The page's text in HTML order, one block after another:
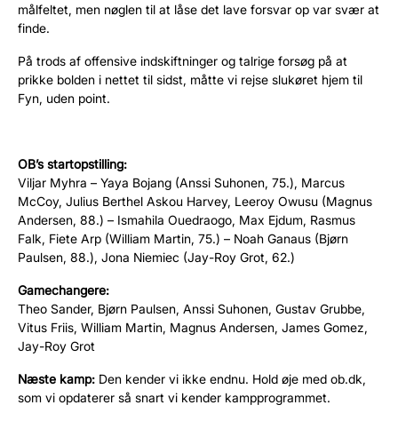
målfeltet, men nøglen til at låse det lave forsvar op var svær at
finde.
På trods af offensive indskiftninger og talrige forsøg på at
prikke bolden i nettet til sidst, måtte vi rejse slukøret hjem til
Fyn, uden point.
OB’s startopstilling:
Viljar Myhra – Yaya Bojang (Anssi Suhonen, 75.), Marcus
McCoy, Julius Berthel Askou Harvey, Leeroy Owusu (Magnus
Andersen, 88.) – Ismahila Ouedraogo, Max Ejdum, Rasmus
Falk, Fiete Arp (William Martin, 75.) – Noah Ganaus (Bjørn
Paulsen, 88.), Jona Niemiec (Jay-Roy Grot, 62.)
Gamechangere:
Theo Sander, Bjørn Paulsen, Anssi Suhonen, Gustav Grubbe,
Vitus Friis, William Martin, Magnus Andersen, James Gomez,
Jay-Roy Grot
Næste kamp: Den kender vi ikke endnu. Hold øje med ob.dk,
som vi opdaterer så snart vi kender kampprogrammet.